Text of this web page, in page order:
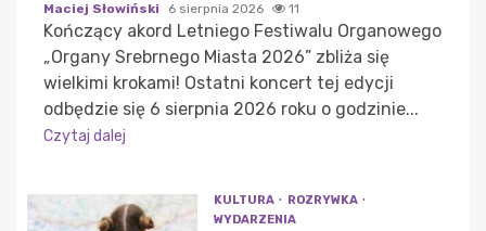
Maciej Słowiński 6 sierpnia 2026 11
Kończący akord Letniego Festiwalu Organowego
„Organy Srebrnego Miasta 2026” zbliża się
wielkimi krokami! Ostatni koncert tej edycji
odbędzie się 6 sierpnia 2026 roku o godzinie...
Czytaj dalej
KULTURA
ROZRYWKA
WYDARZENIA